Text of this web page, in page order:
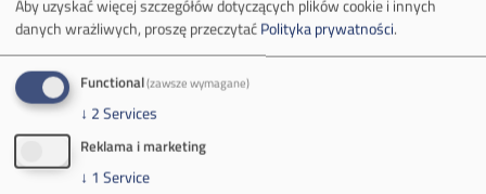
mail:media@pkw-sa.pl
tel.:+48 32 618 56 02
(poniedziałek-piątek 7:00-15:00)
Aby uzyskać więcej szczegółów dotyczących plików cookie i innych
danych wrażliwych, proszę przeczytaćPolityka prywatności.
Functional(zawsze wymagane)
↓ 2Services
Reklama i marketing
↓ 1 Service